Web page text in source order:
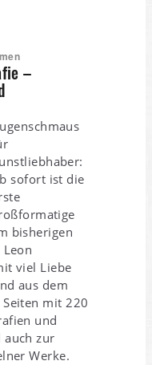
–
sofort ist die
bisherigen
viel Liebe
aus dem
mit 220
und
auch zur
Werke.